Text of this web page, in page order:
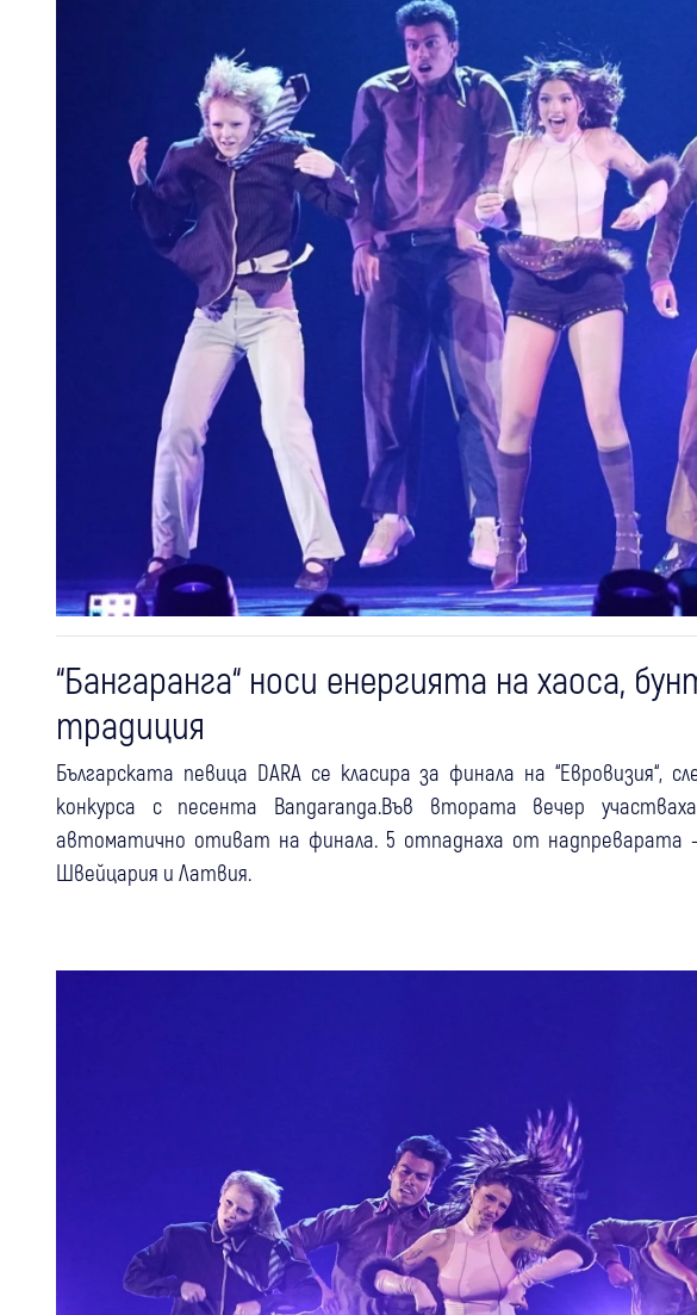
“Бангаранга“ носи енергията на хаоса,
традиция
Българската певица DARA се класира за финала на “Евровизия“,
конкурса с песента Bangaranga.Във втората вечер
автоматично отиват на финала. 5 отпаднаха от надпреварата –
Швейцария и Латвия.